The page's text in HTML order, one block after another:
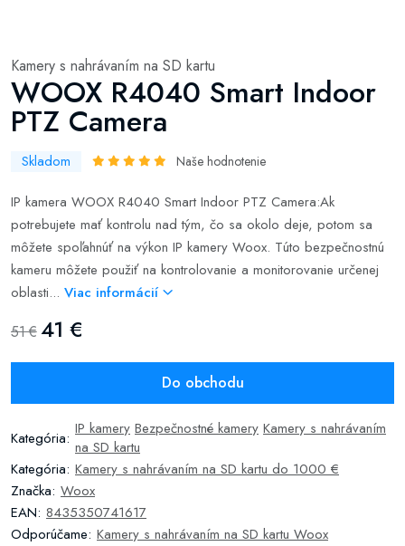
Kamery s nahrávaním na SD kartu
WOOX R4040 Smart Indoor
PTZ Camera
Skladom Naše hodnotenie
IP kamera WOOX R4040 Smart Indoor PTZ Camera:Ak
potrebujete mať kontrolu nad tým, čo sa okolo deje, potom sa
môžete spoľahnúť na výkon IP kamery Woox. Túto bezpečnostnú
kameru môžete použiť na kontrolovanie a monitorovanie určenej
oblasti... Viac informácií
51 €41 €
Do obchodu
Kategória: IP kamery Bezpečnostné kamery Kamery s nahrávaním
na SD kartu
Kategória: Kamery s nahrávaním na SD kartu do 1000 €
Značka: Woox
EAN: 8435350741617
Odporúčame: Kamery s nahrávaním na SD kartu Woox